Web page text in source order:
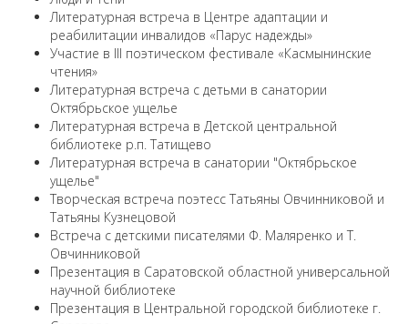
Литературная встреча в Центре адаптации и
реабилитации инвалидов «Парус надежды»
Участие в III поэтическом фестивале «Касмынинские
чтения»
Литературная встреча с детьми в санатории
Октябрьское ущелье
Литературная встреча в Детской центральной
библиотеке р.п. Татищево
Литературная встреча в санатории "Октябрьское
ущелье"
Творческая встреча поэтесс Татьяны Овчинниковой и
Татьяны Кузнецовой
Встреча с детскими писателями Ф. Маляренко и Т.
Овчинниковой
Презентация в Саратовской областной универсальной
научной библиотеке
Презентация в Центральной городской библиотеке г.